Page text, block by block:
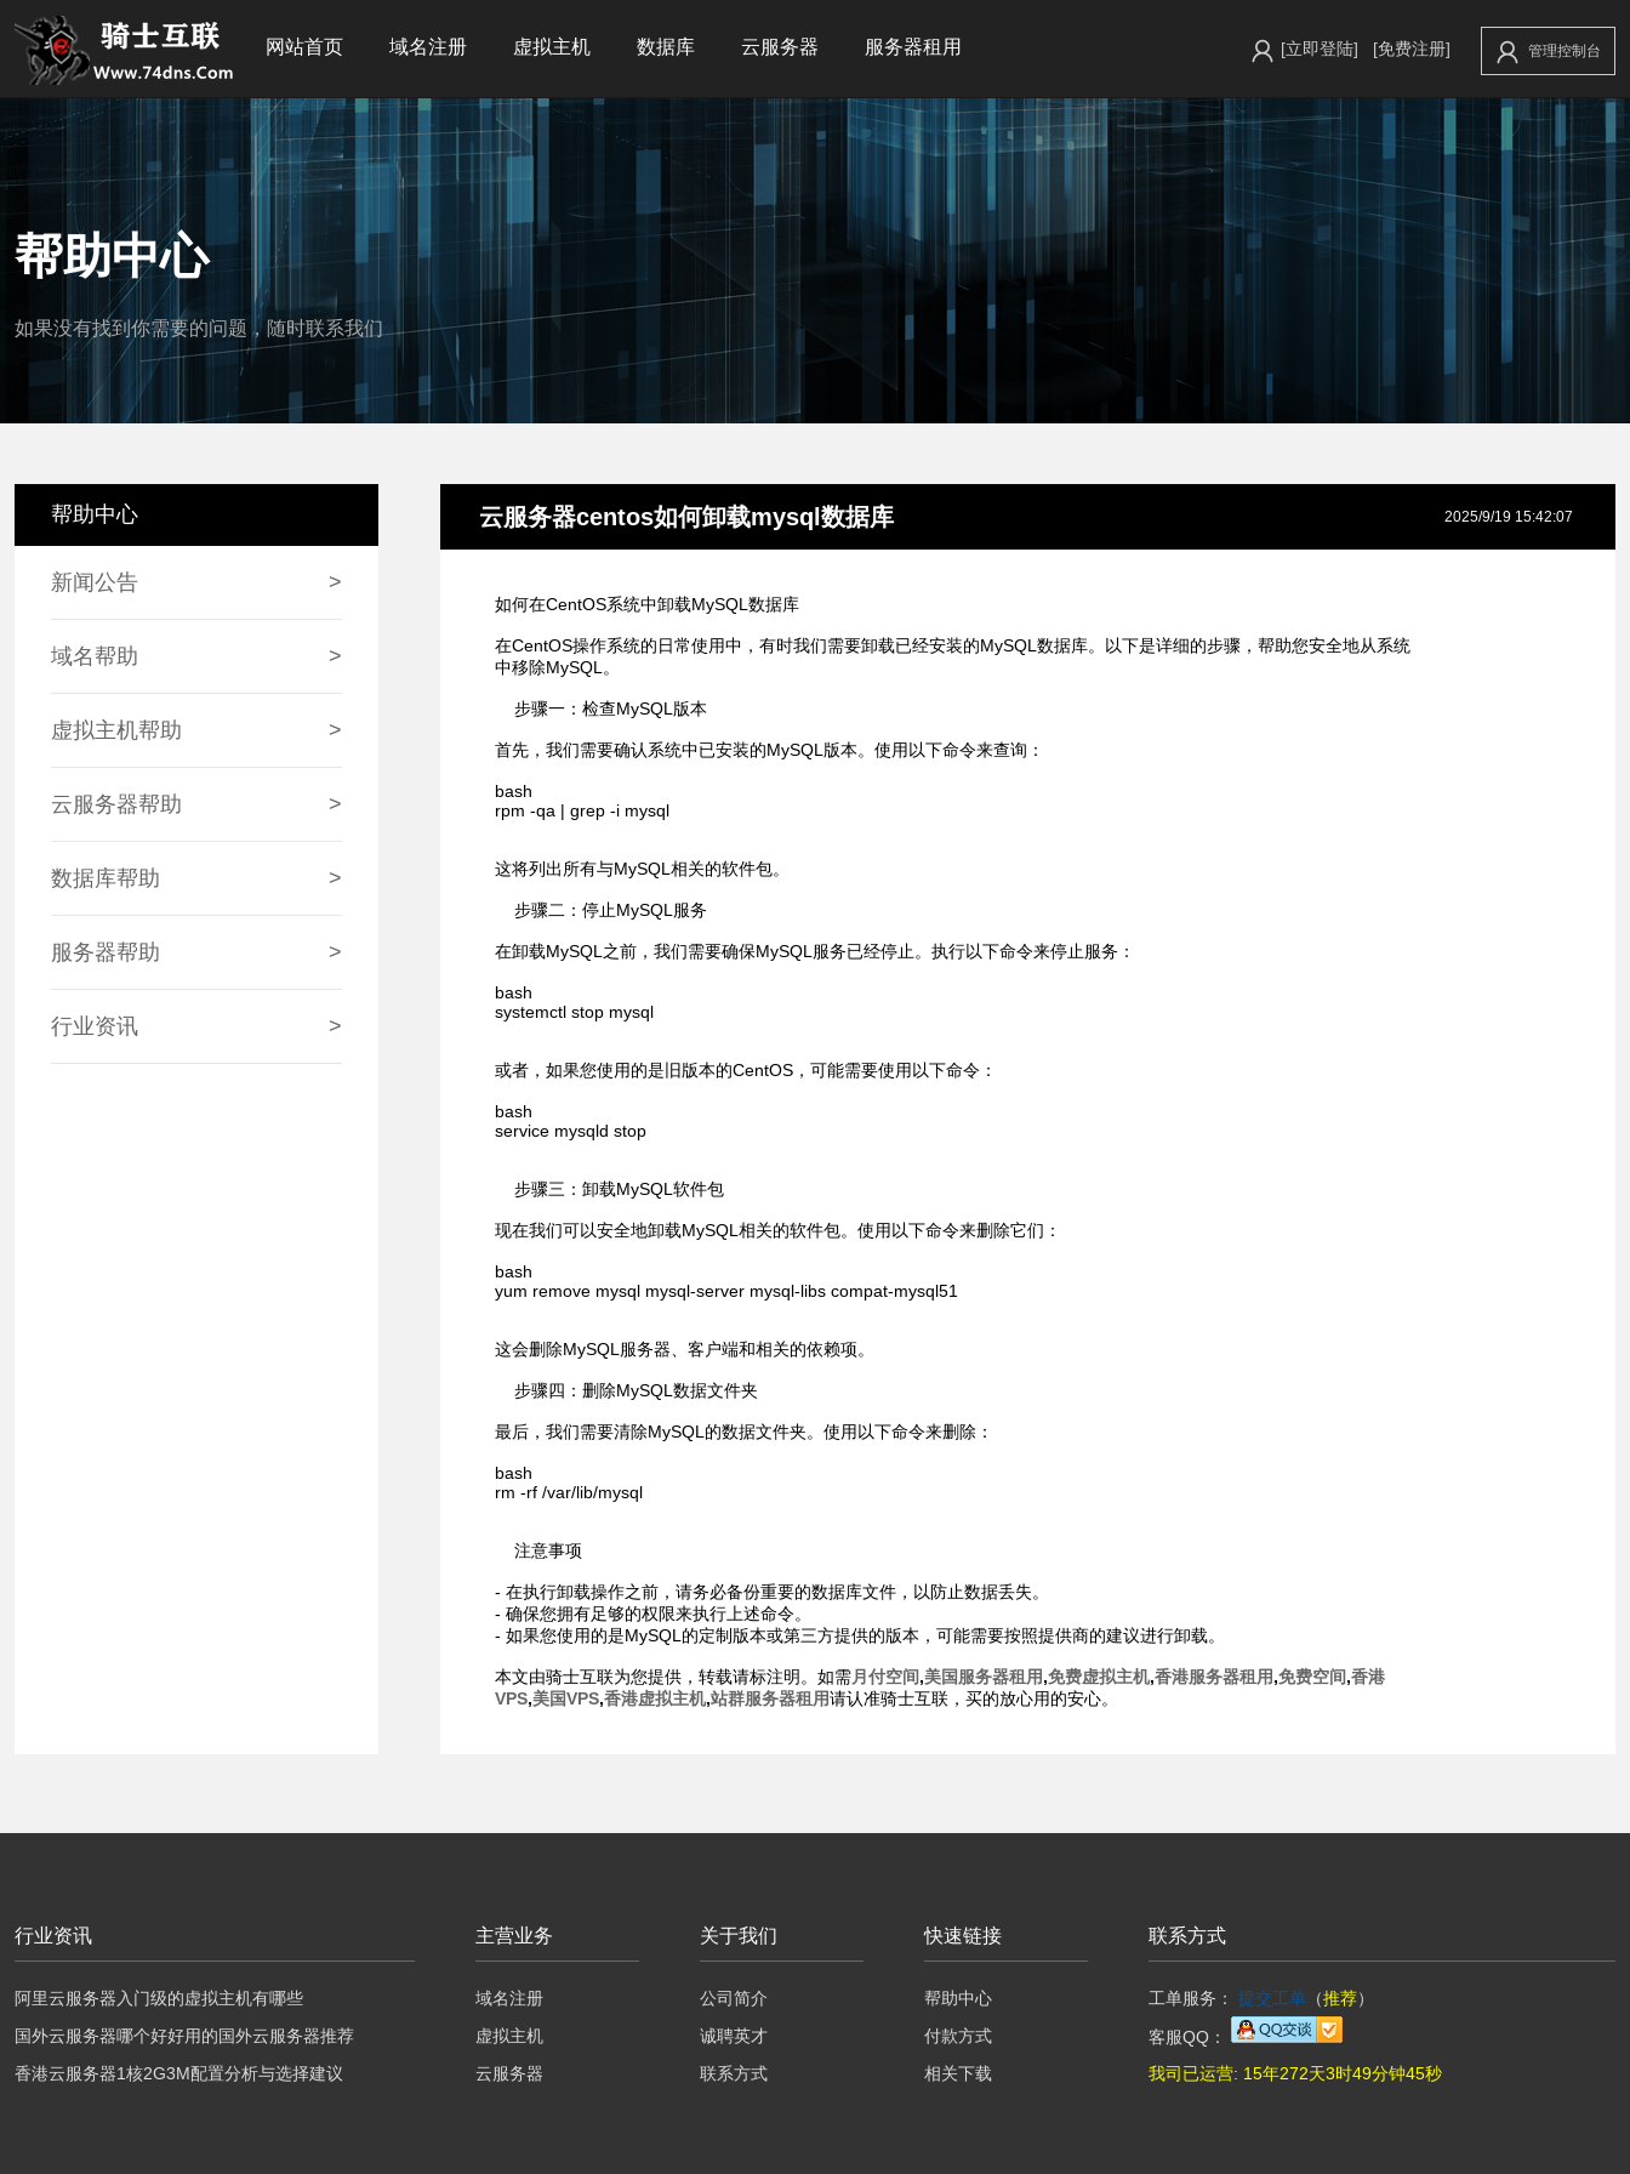
网站首页 域名注册 虚拟主机 数据库 云服务器 服务器租用 [立即登陆] [免费注册] 管理控制台
帮助中心
如果没有找到你需要的问题，随时联系我们
帮助中心
>
新闻公告
>
域名帮助
>
虚拟主机帮助
>
云服务器帮助
>
数据库帮助
>
服务器帮助
>
行业资讯
云服务器centos如何卸载mysql数据库 2025/9/19 15:42:07
如何在CentOS系统中卸载MySQL数据库
在CentOS操作系统的日常使用中，有时我们需要卸载已经安装的MySQL数据库。以下是详细的步骤，帮助您安全地从系统
中移除MySQL。
步骤一：检查MySQL版本
首先，我们需要确认系统中已安装的MySQL版本。使用以下命令来查询：
bash
rpm -qa | grep -i mysql
这将列出所有与MySQL相关的软件包。
步骤二：停止MySQL服务
在卸载MySQL之前，我们需要确保MySQL服务已经停止。执行以下命令来停止服务：
bash
systemctl stop mysql
或者，如果您使用的是旧版本的CentOS，可能需要使用以下命令：
bash
service mysqld stop
步骤三：卸载MySQL软件包
现在我们可以安全地卸载MySQL相关的软件包。使用以下命令来删除它们：
bash
yum remove mysql mysql-server mysql-libs compat-mysql51
这会删除MySQL服务器、客户端和相关的依赖项。
步骤四：删除MySQL数据文件夹
最后，我们需要清除MySQL的数据文件夹。使用以下命令来删除：
bash
rm -rf /var/lib/mysql
注意事项
- 在执行卸载操作之前，请务必备份重要的数据库文件，以防止数据丢失。
- 确保您拥有足够的权限来执行上述命令。
- 如果您使用的是MySQL的定制版本或第三方提供的版本，可能需要按照提供商的建议进行卸载。
本文由骑士互联为您提供，转载请标注明。如需月付空间,美国服务器租用,免费虚拟主机,香港服务器租用,免费空间,香港
VPS,美国VPS,香港虚拟主机,站群服务器租用请认准骑士互联，买的放心用的安心。
行业资讯
阿里云服务器入门级的虚拟主机有哪些
国外云服务器哪个好好用的国外云服务器推荐
香港云服务器1核2G3M配置分析与选择建议
主营业务
域名注册
虚拟主机
云服务器
关于我们
公司简介
诚聘英才
联系方式
快速链接
帮助中心
付款方式
相关下载
联系方式
工单服务： 提交工单 （推荐）
客服QQ：
我司已运营: 15年272天3时49分钟46秒